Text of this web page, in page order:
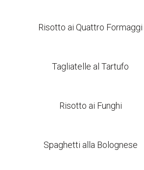
Risotto ai Quattro Formaggi
Tagliatelle al Tartufo
Risotto ai Funghi
Spaghetti alla Bolognese